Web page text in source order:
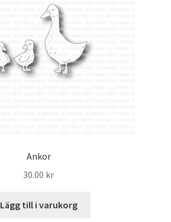
Ankor
30.00 kr
Lägg till i varukorg